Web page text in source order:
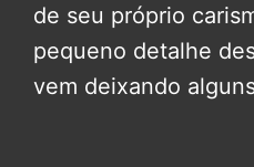
de seu próprio
pequeno detalhe
vem deixando